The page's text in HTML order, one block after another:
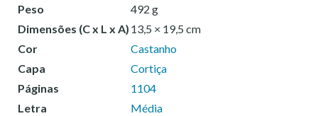
Peso
492 g
Dimensões (C x L x A) 13,5 × 19,5 cm
Cor
Castanho
Capa
Cortiça
Páginas
1104
Letra
Média